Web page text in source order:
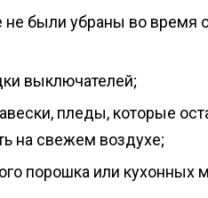
были убраны во время
выключателей;
пледы, которые
на свежем воздухе;
порошка или кухонных